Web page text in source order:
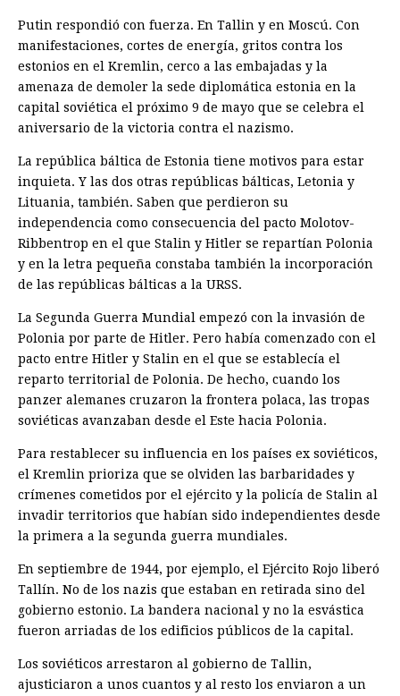
Putin respondió con fuerza. En Tallin y en Moscú. Con
manifestaciones, cortes de energía, gritos contra los
estonios en el Kremlin, cerco a las embajadas y la
amenaza de demoler la sede diplomática estonia en la
capital soviética el próximo 9 de mayo que se celebra el
aniversario de la victoria contra el nazismo.
La república báltica de Estonia tiene motivos para estar
inquieta. Y las dos otras repúblicas bálticas, Letonia y
Lituania, también. Saben que perdieron su
independencia como consecuencia del pacto Molotov-
Ribbentrop en el que Stalin y Hitler se repartían Polonia
y en la letra pequeña constaba también la incorporación
de las repúblicas bálticas a la URSS.
La Segunda Guerra Mundial empezó con la invasión de
Polonia por parte de Hitler. Pero había comenzado con el
pacto entre Hitler y Stalin en el que se establecía el
reparto territorial de Polonia. De hecho, cuando los
panzer alemanes cruzaron la frontera polaca, las tropas
soviéticas avanzaban desde el Este hacia Polonia.
Para restablecer su influencia en los países ex soviéticos,
el Kremlin prioriza que se olviden las barbaridades y
crímenes cometidos por el ejército y la policía de Stalin al
invadir territorios que habían sido independientes desde
la primera a la segunda guerra mundiales.
En septiembre de 1944, por ejemplo, el Ejército Rojo liberó
Tallín. No de los nazis que estaban en retirada sino del
gobierno estonio. La bandera nacional y no la esvástica
fueron arriadas de los edificios públicos de la capital.
Los soviéticos arrestaron al gobierno de Tallin,
ajusticiaron a unos cuantos y al resto los enviaron a un